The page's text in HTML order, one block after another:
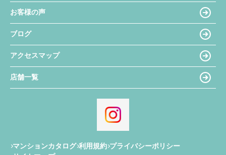
お客様の声
ブログ
アクセスマップ
店舗一覧
マンションカタログ 利用規約 プライバシーポリシー